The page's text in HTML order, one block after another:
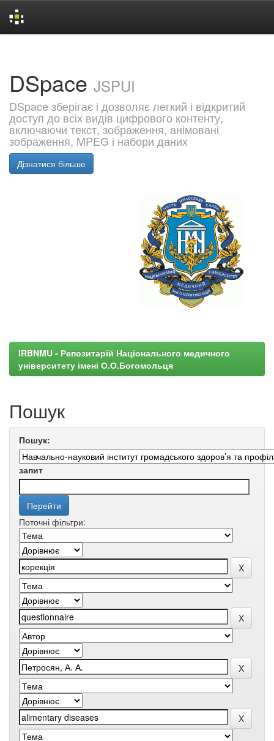
DSpace JSPUI
DSpace зберігає і дозволяє легкий і відкритий
доступ до всіх видів цифрового контенту,
включаючи текст, зображення, анімовані
зображення, MPEG і набори даних
Дізнатися більше
IRBNMU - Репозитарій Національного медичного
університету імені О.О.Богомольця
Пошук
Пошук:
запит
Поточні фільтри: